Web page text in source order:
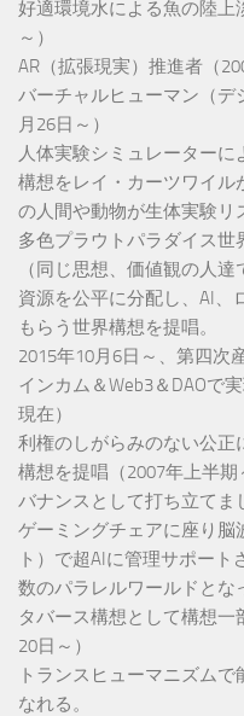
好適環境水による魚の陸上
～）
AR（拡張現実）推進者（
バーチャルヒューマン（デ
月26日～）
人体実験シミュレーターに
構想をレイ・カーツワイル
の人間や動物が生体実験リ
多色プラウトパラダイス世
（同じ思想、価値観の人
資源を公平に分配し、AI、
もらう世界構想を提唱。
2015年10月6日～、第四次
インカム＆Web3＆DAOで
現在）
利権のしがらみのない公正
構想を提唱（2007年上半
バナンスとして打ち立てま
ゲーミングチェアに座り脳
ト）で超AIに管理サポー
数のパラレルワールドとな
タバース構想として構想
20日～）
トランスヒューマニズム
なれる。